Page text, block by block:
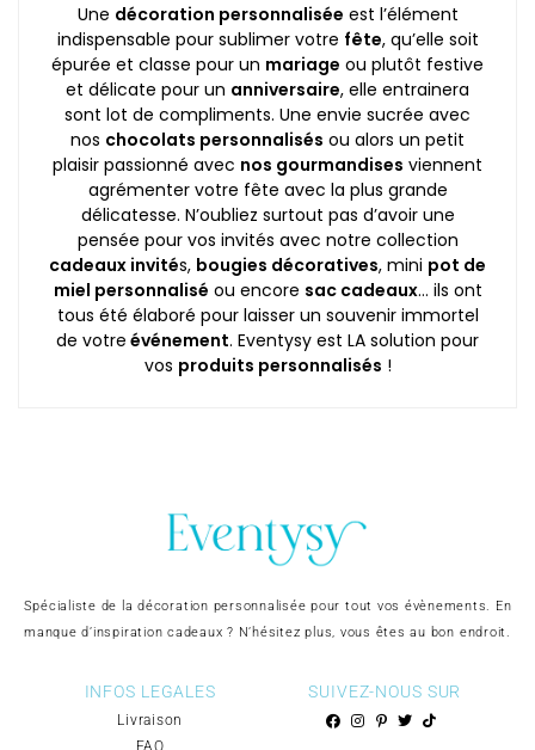
Une décoration personnalisée est l’élément
indispensable pour sublimer votre fête, qu’elle soit
épurée et classe pour un mariage ou plutôt festive
et délicate pour un anniversaire, elle entrainera
sont lot de compliments. Une envie sucrée avec
nos chocolats personnalisés ou alors un petit
plaisir passionné avec nos gourmandises viennent
agrémenter votre fête avec la plus grande
délicatesse. N’oubliez surtout pas d’avoir une
pensée pour vos invités avec notre collection
cadeaux invités, bougies décoratives, mini pot de
miel personnalisé ou encore sac cadeaux… ils ont
tous été élaboré pour laisser un souvenir immortel
de votre événement. Eventysy est LA solution pour
vos produits personnalisés !
Spécialiste de la décoration personnalisée pour tout vos évènements. En
manque d’inspiration cadeaux ? N’hésitez plus, vous êtes au bon endroit.
INFOS LEGALES
Livraison
FAQ
SUIVEZ-NOUS SUR